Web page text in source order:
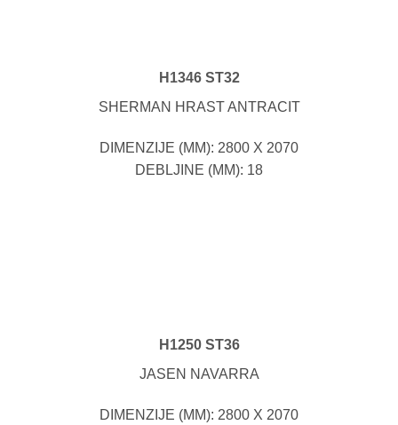
H1346 ST32
SHERMAN HRAST ANTRACIT
DIMENZIJE (MM): 2800 X 2070
DEBLJINE (MM): 18
H1250 ST36
JASEN NAVARRA
DIMENZIJE (MM): 2800 X 2070